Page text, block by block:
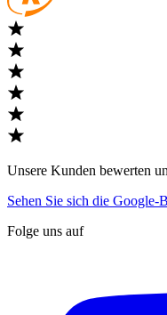
Unsere Kunden bewerten
Sehen Sie sich die Google-
Folge uns auf